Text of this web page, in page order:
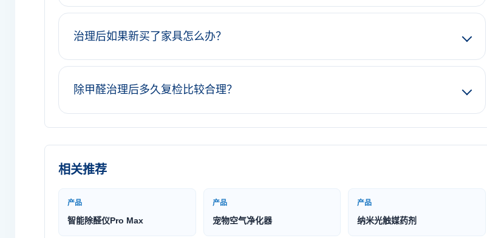
治理后如果新买了家具怎么办？
除甲醛治理后多久复检比较合理？
相关推荐
产品
智能除醛仪Pro Max
产品
宠物空气净化器
产品
纳米光触媒药剂